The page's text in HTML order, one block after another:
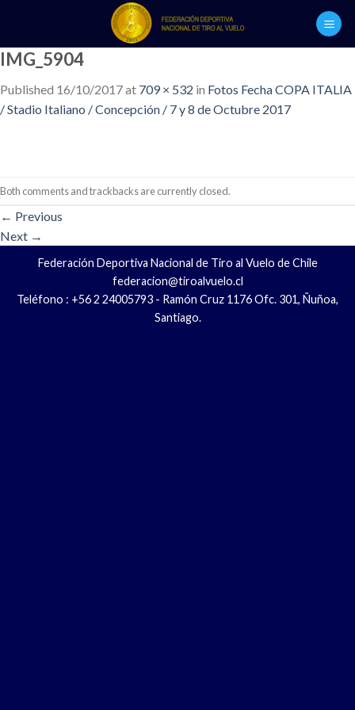
content
IMG_5904
Published 16/10/2017at 709 × 532 in Fotos Fecha COPA ITALIA
/ Stadio Italiano / Concepción / 7 y 8 de Octubre 2017
Both comments and trackbacks are currently closed.
← Previous
Next →
Federación Deportiva Nacional de Tiro al Vuelo de Chile
federacion@tiroalvuelo.cl
Teléfono : +56 2 24005793 - Ramón Cruz 1176 Ofc. 301, Ñuñoa,
Santiago.